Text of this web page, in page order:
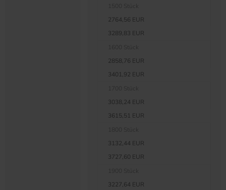
2764,56 EUR
3289,83 EUR
2858,76 EUR
3401,92 EUR
3038,24 EUR
3615,51 EUR
3132,44 EUR
3727,60 EUR
3227,64 EUR